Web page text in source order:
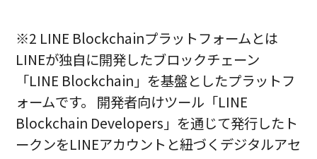
※2 LINE Blockchainプラットフォームとは
LINEが独自に開発したブロックチェーン
「LINE Blockchain」を基盤としたプラットフ
ォームです。 開発者向けツール「LINE
Blockchain Developers」を通じて発行したト
ークンをLINEアカウントと紐づくデジタルアセ